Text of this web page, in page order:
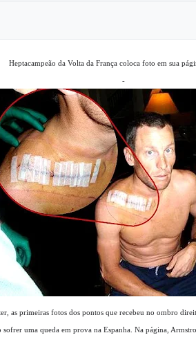
Heptacampeão da Volta da França coloca foto em sua
-
as primeiras fotos dos pontos que recebeu no ombro
uma queda em prova na Espanha. Na página,